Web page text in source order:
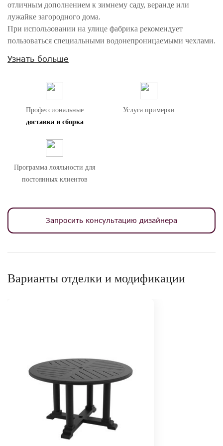
отличным дополнением к зимнему саду, веранде или
лужайке загородного дома.
При использовании на улице фабрика рекомендует
пользоваться специальными водонепроницаемыми чехлами.
Внимание! Цвета предметов на изображениях могут отличаться из-за
Узнать больше
Профессиональные
доставка и сборка
Услуга примерки
Программа лояльности для
постоянных клиентов
Запросить консультацию дизайнера
Варианты отделки и модификации